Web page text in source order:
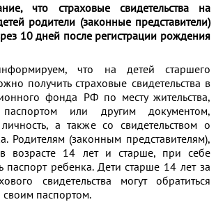
что страховые свидетельства на
родители (законные представители)
10 дней после регистрации рождения
что на детей старшего
получить страховые свидетельства в
фонда РФ по месту жительства,
или другим документом,
а также со свидетельством о
Родителям (законным представителям),
возрасте 14 лет и старше, при себе
паспорт ребенка. Дети старше 14 лет за
свидетельства могут обратиться
своим паспортом.